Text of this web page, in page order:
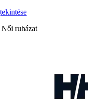
Női ruházat